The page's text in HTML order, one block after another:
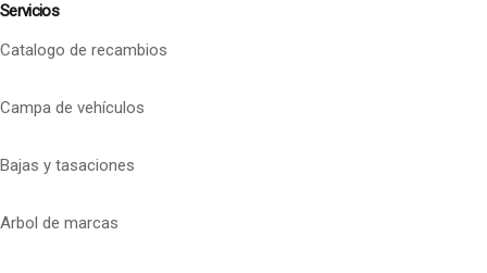
Servicios
Catalogo de recambios
Campa de vehículos
Bajas y tasaciones
Arbol de marcas